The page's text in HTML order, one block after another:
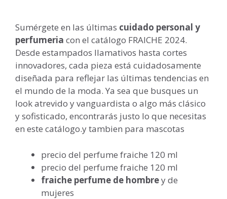
Sumérgete en las últimas cuidado personal y
perfumeria con el catálogo FRAICHE 2024.
Desde estampados llamativos hasta cortes
innovadores, cada pieza está cuidadosamente
diseñada para reflejar las últimas tendencias en
el mundo de la moda. Ya sea que busques un
look atrevido y vanguardista o algo más clásico
y sofisticado, encontrarás justo lo que necesitas
en este catálogo.y tambien para mascotas
precio del perfume fraiche 120 ml
precio del perfume fraiche 120 ml
fraiche perfume de hombrey de
mujeres